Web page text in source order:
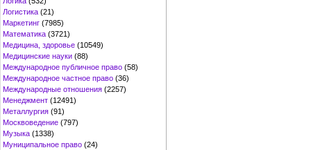
Логистика (21)
Маркетинг (7985)
Математика (3721)
Медицина, здоровье (10549)
Медицинские науки (88)
Международное публичное право (58)
Международное частное право (36)
Международные отношения (2257)
Менеджмент (12491)
Металлургия (91)
Москвоведение (797)
Музыка (1338)
Муниципальное право (24)